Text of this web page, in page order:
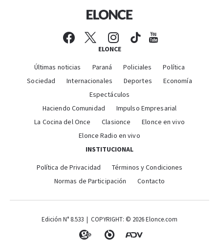
ELONCE
Últimas noticias Paraná Policiales
Política
Sociedad
Internacionales Deportes
Economía
Espectáculos
Haciendo Comunidad
Impulso Empresarial
La Cocina del Once
Clasionce
Elonce en vivo
Elonce Radio en vivo
INSTITUCIONAL
Política de Privacidad
Términos y Condiciones
Normas de Participación
Contacto
Edición N° 8.533 | COPYRIGHT: © 2026 Elonce.com